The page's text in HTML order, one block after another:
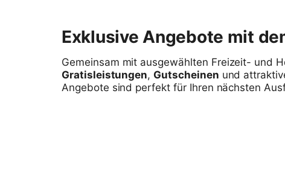
Exklusive Angebote mit
Gemeinsam mit ausgewählten Freizeit- und
Gratisleistungen, Gutscheinen und
Angebote sind perfekt für Ihren nächsten